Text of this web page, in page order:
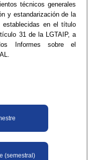
técnicos generales
y estandarización de la
establecidas en el título
31 de la LGTAIP, a
Informes sobre el
(semestral)